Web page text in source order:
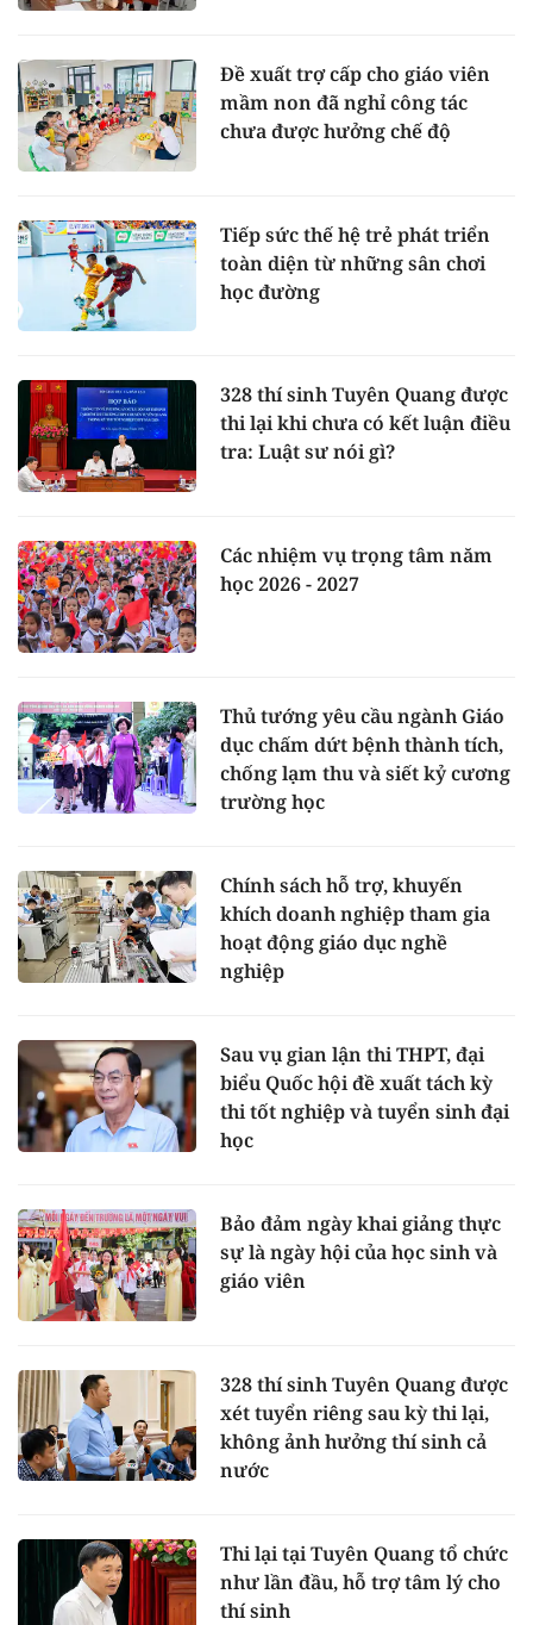
Đề xuất trợ cấp cho giáo viên
mầm non đã nghỉ công tác
chưa được hưởng chế độ
Tiếp sức thế hệ trẻ phát triển
toàn diện từ những sân chơi
học đường
328 thí sinh Tuyên Quang được
thi lại khi chưa có kết luận điều
tra: Luật sư nói gì?
Các nhiệm vụ trọng tâm năm
học 2026 - 2027
Thủ tướng yêu cầu ngành Giáo
dục chấm dứt bệnh thành tích,
chống lạm thu và siết kỷ cương
trường học
Chính sách hỗ trợ, khuyến
khích doanh nghiệp tham gia
hoạt động giáo dục nghề
nghiệp
Sau vụ gian lận thi THPT, đại
biểu Quốc hội đề xuất tách kỳ
thi tốt nghiệp và tuyển sinh đại
học
Bảo đảm ngày khai giảng thực
sự là ngày hội của học sinh và
giáo viên
328 thí sinh Tuyên Quang được
xét tuyển riêng sau kỳ thi lại,
không ảnh hưởng thí sinh cả
nước
Thi lại tại Tuyên Quang tổ chức
như lần đầu, hỗ trợ tâm lý cho
thí sinh